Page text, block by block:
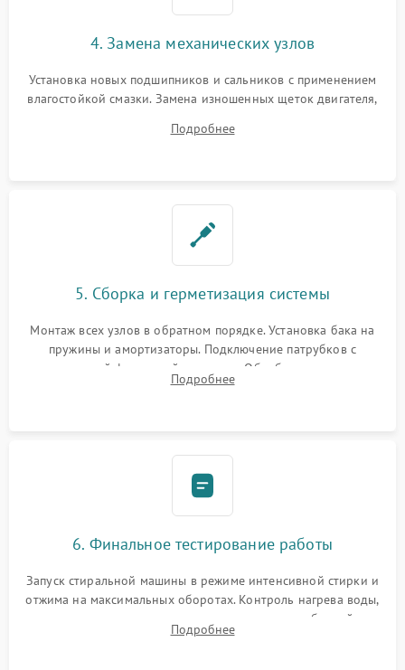
4. Замена механических узлов
Установка новых подшипников и сальников с применением
влагостойкой смазки. Замена изношенных щеток двигателя,
или поврежденной резиновой манжеты.
Подробнее
5. Сборка и герметизация системы
Монтаж всех узлов в обратном порядке. Установка бака на
пружины и амортизаторы. Подключение патрубков с
надежной фиксацией хомутами. Обработка стыков
герметиком для предотвращения возможных протечек воды.
Подробнее
6. Финальное тестирование работы
Запуск стиральной машины в режиме интенсивной стирки и
отжима на максимальных оборотах. Контроль нагрева воды,
корректности слива, отсутствия излишних вибраций,
посторонних стуков и протечек под корпусом.
Подробнее